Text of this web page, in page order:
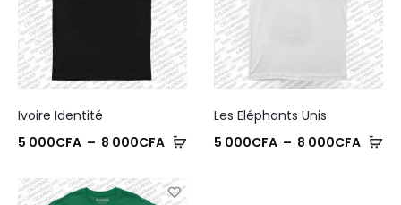
à
8
000CFA
à
8
Ivoire Identité
5 000CFA – 8 000CFAPlage
prix :
Les Eléphants Unis
5 000CFA – 8 000CFAPlage